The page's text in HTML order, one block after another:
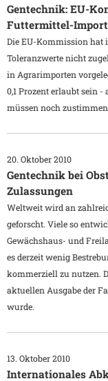
Gentechnik: EU-
Futtermittel-
Die EU-Kommission hat
Toleranzwerte nicht
in Agrarimporten
0,1 Prozent erlaubt sein
müssen noch
20. Oktober 2010
Gentechnik bei
Zulassungen
Weltweit wird an
geforscht. Viele so
Gewächshaus- und
es derzeit wenig
kommerziell zu nutzen.
aktuellen Ausgabe der
wurde.
13. Oktober 2010
Internationales